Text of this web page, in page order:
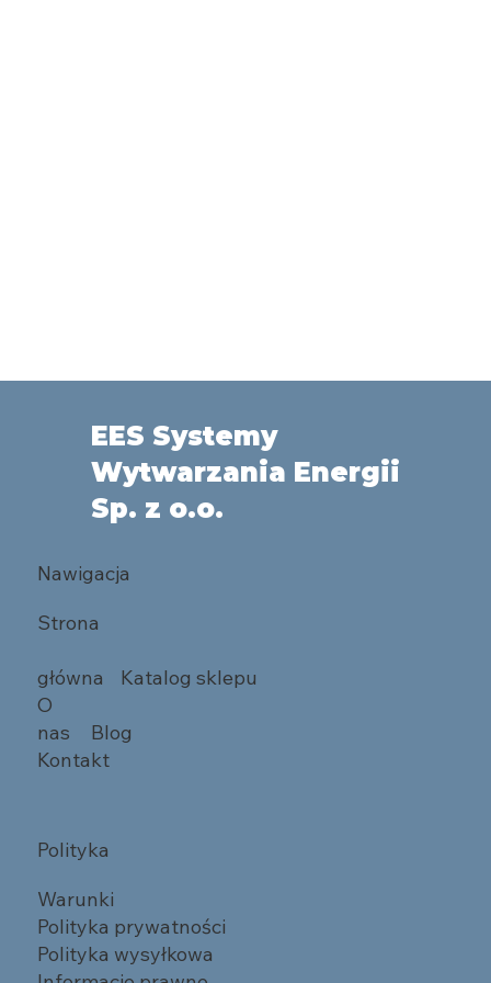
EES Systemy
Wytwarzania Energii
Sp. z o.o.
Nawigacja
Strona
główna
Katalog sklepu
O
nas
Blog
Kontakt
Polityka
Warunki
Polityka prywatności
Polityka wysyłkowa